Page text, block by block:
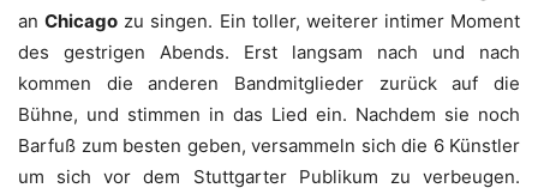
anChicago zu singen. Ein toller, weiterer intimer Moment
des gestrigen Abends. Erst langsam nach und nach
kommen die anderen Bandmitglieder zurück auf die
Bühne, und stimmen in das Lied ein. Nachdem sie noch
Barfuß zum besten geben, versammeln sich die 6 Künstler
um sich vor dem Stuttgarter Publikum zu verbeugen.